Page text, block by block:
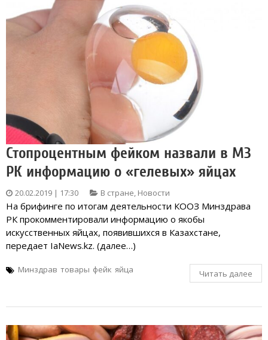
Стопроцентным фейком назвали в МЗ
РК информацию о «гелевых» яйцах
20.02.2019 | 17:30 В стране, Новости
На брифинге по итогам деятельности КООЗ Минздрава
РК прокомментировали информацию о якобы
искусственных яйцах, появившихся в Казахстане,
передает IaNews.kz. (далее…)
Минздрав товары фейк яйца Читать далее